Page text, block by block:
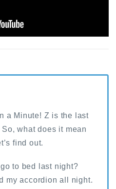
a Minute! Z is the last
what does it mean
find out.
to bed last night?
my accordion all night.